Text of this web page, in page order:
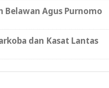
Belawan Agus Purnomo
dan Kasat Lantas